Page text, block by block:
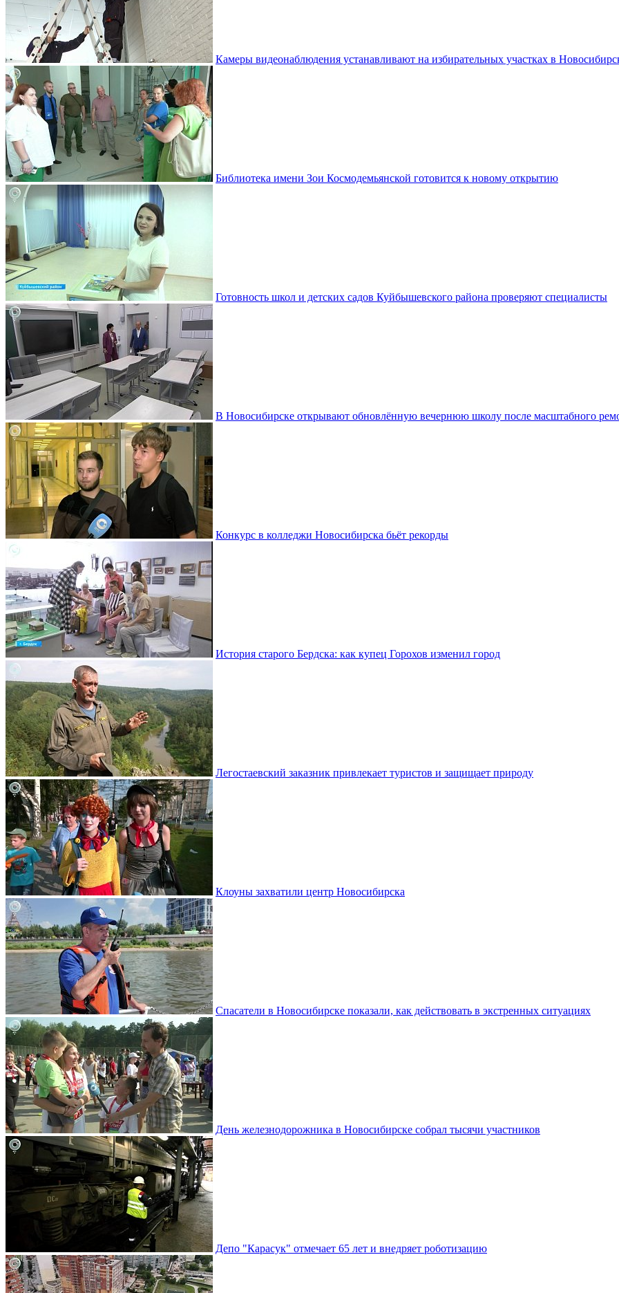
Камеры видеонаблюдения устанавливают на избирательных участках в
Библиотека имени Зои Космодемьянской готовится к новому открытию
Готовность школ и детских садов Куйбышевского района проверяют специалисты
В Новосибирске открывают обновлённую вечернюю школу после масштабного
Конкурс в колледжи Новосибирска бьёт рекорды
История старого Бердска: как купец Горохов изменил город
Легостаевский заказник привлекает туристов и защищает природу
Клоуны захватили центр Новосибирска
Спасатели в Новосибирске показали, как действовать в экстренных ситуациях
День железнодорожника в Новосибирске собрал тысячи участников
Депо "Карасук" отмечает 65 лет и внедряет роботизацию